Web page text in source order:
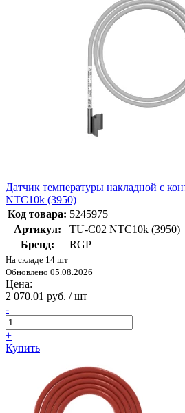
Датчик температуры накладной с
NTC10k (3950)
Код товара: 5245975
Артикул:
TU-C02 NTC10k (3950)
Бренд:
RGP
На складе 14 шт
Обновлено 05.08.2026
Цена:
2 070.01 руб. / шт
-
+
Купить